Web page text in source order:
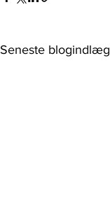
Seneste blogindlæg